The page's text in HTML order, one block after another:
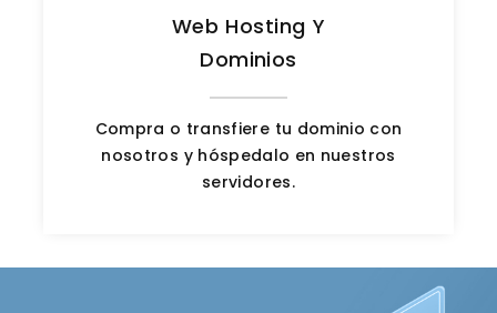
Web Hosting Y
Dominios
Compra o transfiere tu dominio con
nosotros y hóspedalo en nuestros
servidores.